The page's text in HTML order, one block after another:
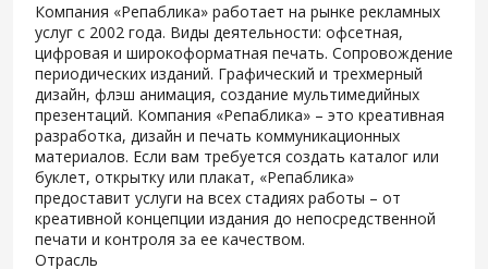
Компания «Репаблика» работает на рынке рекламных
услуг с 2002 года. Виды деятельности: офсетная,
цифровая и широкоформатная печать. Сопровождение
периодических изданий. Графический и трехмерный
дизайн, флэш анимация, создание мультимедийных
презентаций. Компания «Репаблика» – это креативная
разработка, дизайн и печать коммуникационных
материалов. Если вам требуется создать каталог или
буклет, открытку или плакат, «Репаблика»
предоставит услуги на всех стадиях работы – от
креативной концепции издания до непосредственной
печати и контроля за ее качеством.
Отрасль